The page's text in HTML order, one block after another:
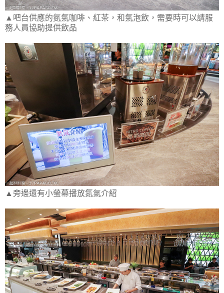
▲吧台供應的氮氣咖啡、紅茶，和氣泡飲，需要時可以請服
務人員協助提供飲品
▲旁邊還有小螢幕播放氮氣介紹